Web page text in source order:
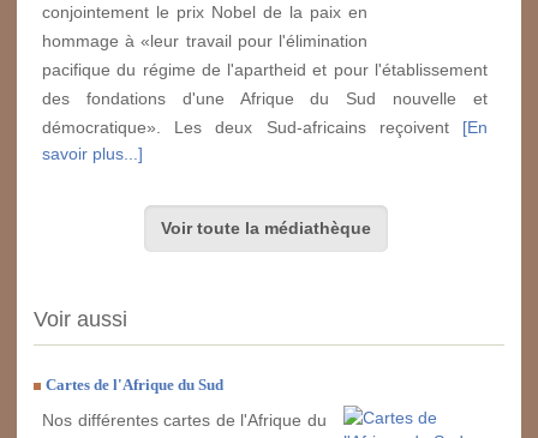
conjointement le prix Nobel de la paix en
hommage à «leur travail pour l'élimination
pacifique du régime de l'apartheid et pour l'établissement
des fondations d'une Afrique du Sud nouvelle et
démocratique». Les deux Sud-africains reçoivent [En
savoir plus...]
Voir toute la médiathèque
Voir aussi
Cartes de l'Afrique du Sud
Nos différentes cartes de l'Afrique du